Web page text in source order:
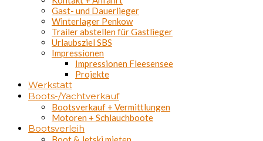
Gast- und Dauerlieger
Winterlager Penkow
Trailer abstellen für Gastlieger
Urlaubsziel SBS
Impressionen
Impressionen Fleesensee
Projekte
Werkstatt
Boots-/Yachtverkauf
Bootsverkauf + Vermittlungen
Motoren + Schlauchboote
Bootsverleih